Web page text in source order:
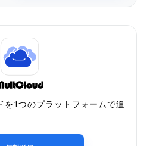
を1つのプラットフォームで追